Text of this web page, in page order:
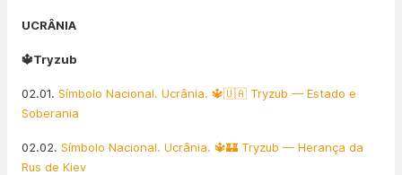
UCRÂNIA
🔱Tryzub
02.01. Símbolo Nacional. Ucrânia. 🔱🇺🇦 Tryzub — Estado e
Soberania
02.02. Símbolo Nacional. Ucrânia. 🔱🏰 Tryzub — Herança da
Rus de Kiev